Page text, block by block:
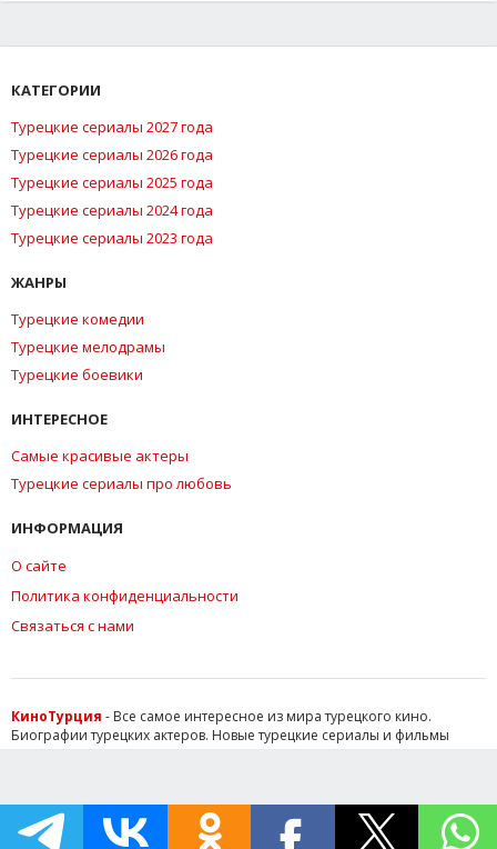
КАТЕГОРИИ
Турецкие сериалы 2027 года
Турецкие сериалы 2026 года
Турецкие сериалы 2025 года
Турецкие сериалы 2024 года
Турецкие сериалы 2023 года
ЖАНРЫ
Турецкие комедии
Турецкие мелодрамы
Турецкие боевики
ИНТЕРЕСНОЕ
Самые красивые актеры
Турецкие сериалы про любовь
ИНФОРМАЦИЯ
О сайте
Политика конфиденциальности
Связаться с нами
КиноТурция - Все самое интересное из мира турецкого кино.
Биографии турецких актеров. Новые турецкие сериалы и фильмы